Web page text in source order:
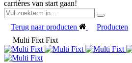
carrières van start gaan!
Terug naar producten Producten
Multi Fixt Fixt